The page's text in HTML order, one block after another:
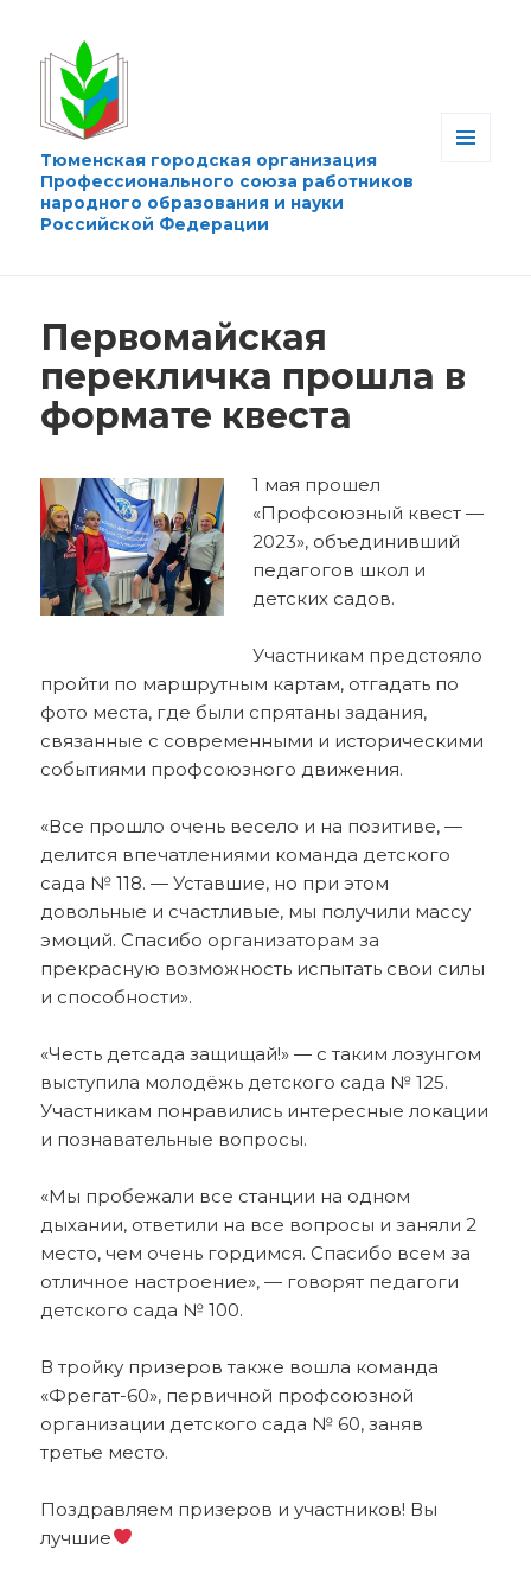
Тюменская городская организация
Профессионального союза работников
народного образования и науки
Российской Федерации
Первомайская
перекличка прошла в
формате квеста
1 мая прошел
«Профсоюзный квест —
2023», объединивший
педагогов школ и
детских садов.
Участникам предстояло
пройти по маршрутным картам, отгадать по
фото места, где были спрятаны задания,
связанные с современными и историческими
событиями профсоюзного движения.
«Все прошло очень весело и на позитиве, —
делится впечатлениями команда детского
сада № 118. — Уставшие, но при этом
довольные и счастливые, мы получили массу
эмоций. Спасибо организаторам за
прекрасную возможность испытать свои силы
и способности».
«Честь детсада защищай!» — с таким лозунгом
выступила молодёжь детского сада № 125.
Участникам понравились интересные локации
и познавательные вопросы.
«Мы пробежали все станции на одном
дыхании, ответили на все вопросы и заняли 2
место, чем очень гордимся. Спасибо всем за
отличное настроение», — говорят педагоги
детского сада № 100.
В тройку призеров также вошла команда
«Фрегат-60», первичной профсоюзной
организации детского сада № 60, заняв
третье место.
Поздравляем призеров и участников! Вы
лучшие